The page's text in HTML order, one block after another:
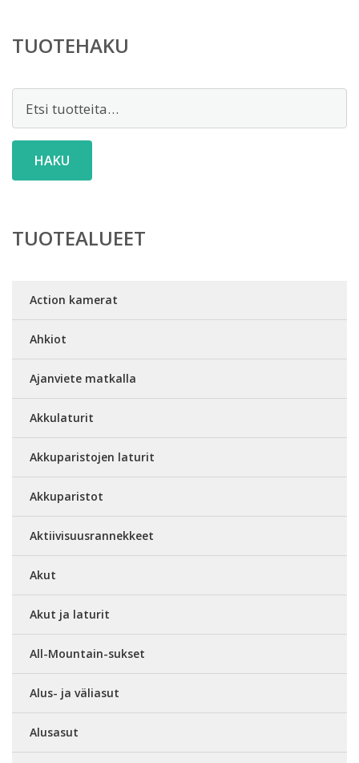
TUOTEHAKU
HAKU
TUOTEALUEET
Action kamerat
Ahkiot
Ajanviete matkalla
Akkulaturit
Akkuparistojen laturit
Akkuparistot
Aktiivisuusrannekkeet
Akut
Akut ja laturit
All-Mountain-sukset
Alus- ja väliasut
Alusasut